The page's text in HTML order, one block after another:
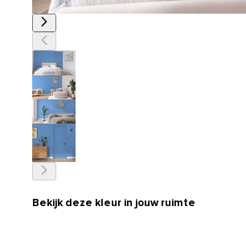
Bekijk deze kleur in jouw ruimte